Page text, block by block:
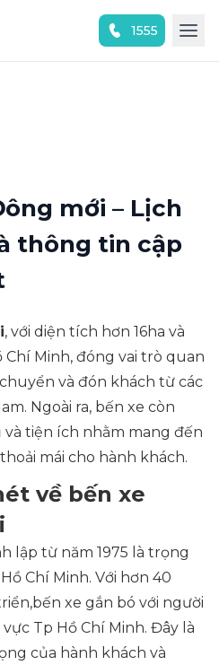
1555
mới – Lịch
thông tin cập
, với diện tích hơn 16ha và
Minh, đóng vai trò quan
và đón khách từ các
Ngoài ra, bến xe còn
tiện ích nhằm mang đến
mái cho hành khách.
về bến xe
lập từ năm 1975 là trọng
Chí Minh. Với hơn 40
xe gắn bó với người
Tp Hồ Chí Minh. Đây là
của hành khách và